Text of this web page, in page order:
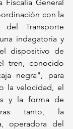
Fiscalía General
con la
del Transporte
indagatoria y
dispositivo de
tren, conocido
negra", para
la velocidad, el
y la forma de
tanto, la
operadora del